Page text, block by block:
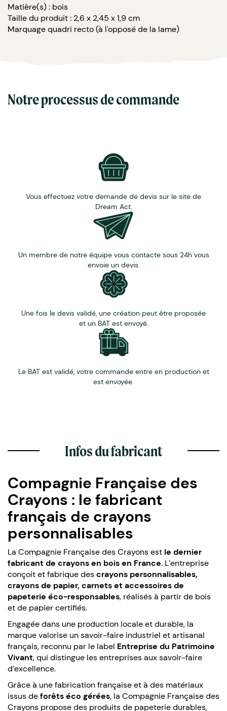
Matière(s) : bois
Taille du produit : 2,6 x 2,45 x 1,9 cm
Marquage quadri recto (à l'opposé de la lame)
Notre processus de commande
Vous effectuez votre demande de devis sur le site de
Dream Act.
Un membre de notre équipe vous contacte sous 24h vous
envoie un devis.
Une fois le devis validé, une création peut être proposée
et un BAT est envoyé.
Le BAT est validé, votre commande entre en production et
est envoyée.
Infos du fabricant
Compagnie Française des
Crayons : le fabricant
français de crayons
personnalisables
La Compagnie Française des Crayons est le dernier
fabricant de crayons en bois en France. L’entreprise
conçoit et fabrique descrayons personnalisables,
crayons de papier, carnets et accessoires de
papeterie éco-responsables, réalisés à partir de bois
et de papier certifiés.
Engagée dans une production locale et durable, la
marque valorise un savoir-faire industriel et artisanal
français, reconnu par le label Entreprise du Patrimoine
Vivant, qui distingue les entreprises aux savoir-faire
d’excellence.
Grâce à une fabrication française et à des matériaux
issus deforêts éco gérées, la Compagnie Française des
Crayons propose des produits de papeterie durables,